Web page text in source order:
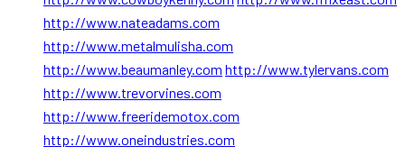
http://www.nateadams.com
http://www.metalmulisha.com
http://www.beaumanley.com http://www.tylervans.com
http://www.trevorvines.com
http://www.freeridemotox.com
http://www.oneindustries.com